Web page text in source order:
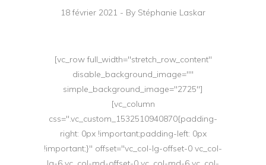
18 février 2021 By Stéphanie Laskar
[vc_row full_width="stretch_row_content"
disable_background_image=""
simple_background_image="2725"]
[vc_column
css=".vc_custom_1532510940870{padding-
right: 0px !important;padding-left: 0px
!important;}" offset="vc_col-lg-offset-0 vc_col-